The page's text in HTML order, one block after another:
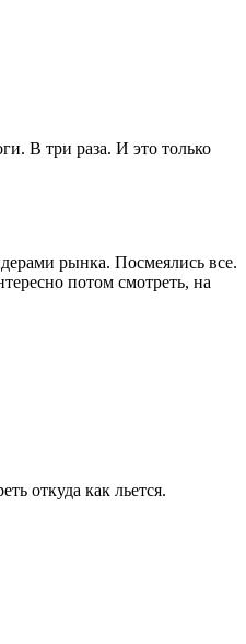
В три раза. И это только
рынка. Посмеялись все.
потом смотреть, на
откуда как льется.